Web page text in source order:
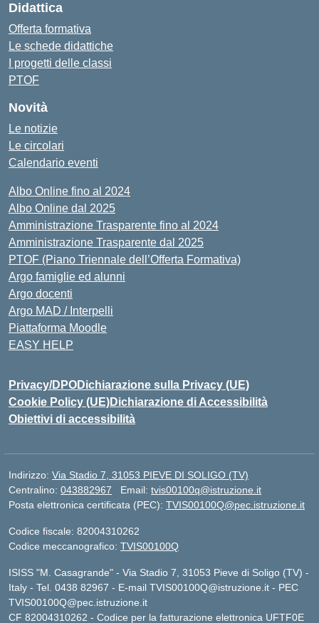
Didattica
Offerta formativa
Le schede didattiche
I progetti delle classi
PTOF
Novità
Le notizie
Le circolari
Calendario eventi
Albo Online fino al 2024
Albo Online dal 2025
Amministrazione Trasparente fino al 2024
Amministrazione Trasparente dal 2025
PTOF (Piano Triennale dell’Offerta Formativa)
Argo famiglie ed alunni
Argo docenti
Argo MAD / Interpelli
Piattaforma Moodle
EASY HELP
Privacy/DPODichiarazione sulla Privacy (UE)
Cookie Policy (UE)Dichiarazione di Accessibilità
Obiettivi di accessibilità
Indirizzo: Via Stadio 7, 31053 PIEVE DI SOLIGO (TV)
Centralino: 043882967 Email: tvis00100q@istruzione.it
Posta elettronica certificata (PEC): TVIS00100Q@pec.istruzione.it
Codice fiscale: 82004310262
Codice meccanografico: TVIS00100Q
ISISS "M. Casagrande" - Via Stadio 7, 31053 Pieve di Soligo (TV) -
Italy - Tel. 0438 82967 - E-mail TVIS00100Q@istruzione.it - PEC
TVIS00100Q@pec.istruzione.it
CF 82004310262 - Codice per la fatturazione elettronica UFTF0E